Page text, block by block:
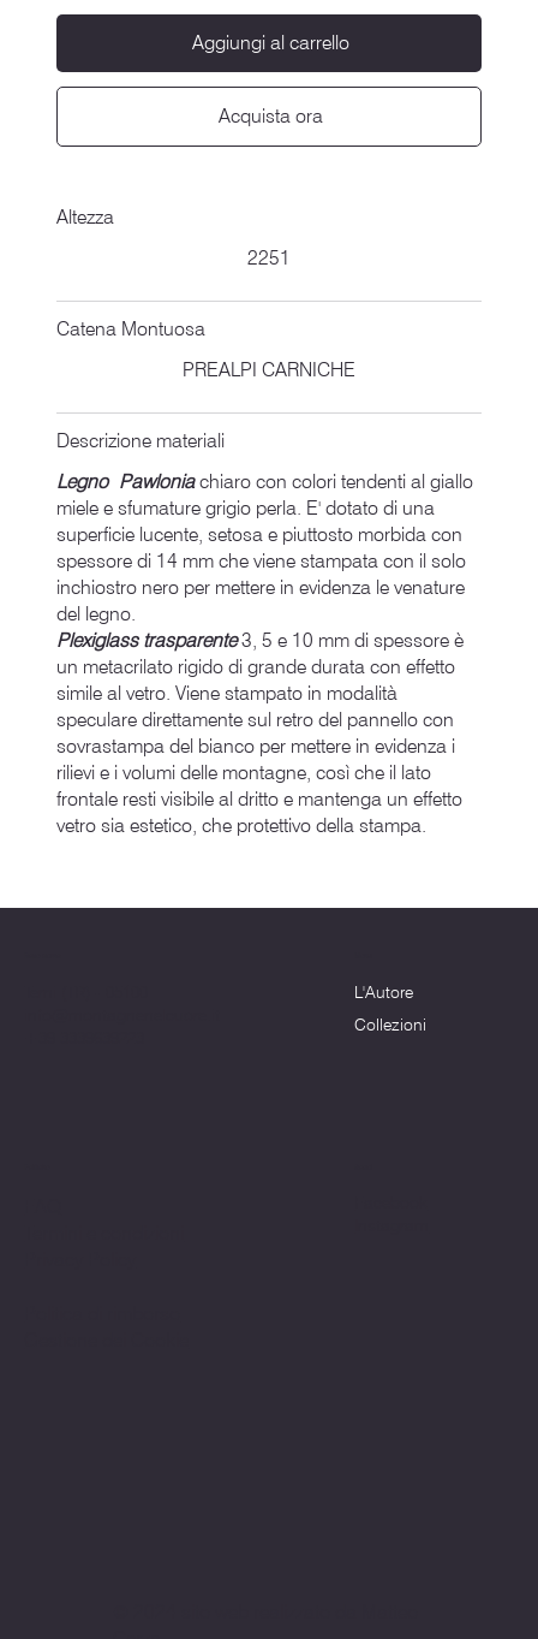
Aggiungi al carrello
Acquista ora
Altezza
2251
Catena Montuosa
PREALPI CARNICHE
Descrizione materiali
Legno Pawloniachiaro con colori tendenti al giallo
miele e sfumature grigio perla. E' dotato di una
superficie lucente, setosa e piuttosto morbida con
spessore di 14 mm che viene stampata con il solo
inchiostro nero per mettere in evidenza le venature
del legno.
Plexiglass trasparente3, 5 e 10 mm di spessore è
un metacrilato rigido di grande durata con effetto
simile al vetro. Viene stampato in modalità
speculare direttamente sul retro del pannello con
sovrastampa del bianco per mettere in evidenza i
rilievi e i volumi delle montagne, così che il lato
frontale resti visibile al dritto e mantenga un effetto
vetro sia estetico, che protettivo della stampa.
L'Autore
Collezioni